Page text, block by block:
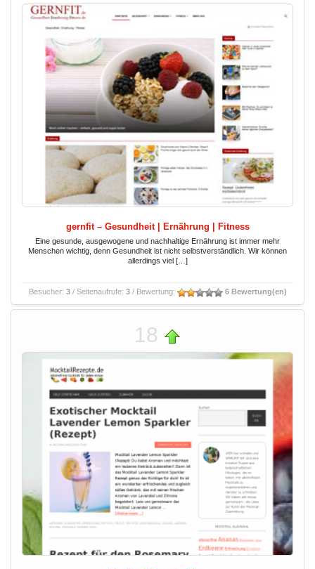
gernfit – Gesundheit | Ernährung | Fitness
Eine gesunde, ausgewogene und nachhaltige Ernährung ist immer mehr
Menschen wichtig, denn Gesundheit ist nicht selbstverständlich. Wir können
allerdings viel […]
Besucher: 3/ Seitenaufrufe: 3/ Bewertung: 6 Bewertung(en)
18